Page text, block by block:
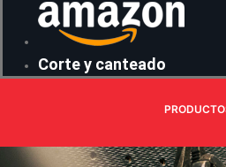
Corte y canteado